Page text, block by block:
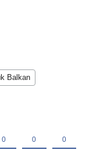
Balkan